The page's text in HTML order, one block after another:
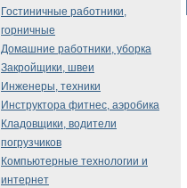
Гостиничные работники,
горничные
Домашние работники, уборка
Закройщики, швеи
Инженеры, техники
Инструктора фитнес, аэробика
Кладовщики, водители
погрузчиков
Компьютерные технологии и
интернет